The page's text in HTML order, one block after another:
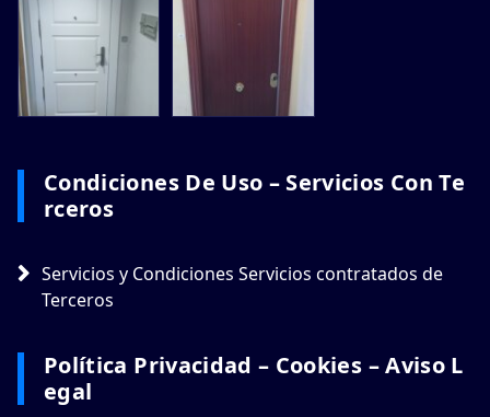
Condiciones De Uso – Servicios Con Te
Rceros
Servicios y Condiciones Servicios contratados de
Terceros
Política Privacidad – Cookies – Aviso L
Egal